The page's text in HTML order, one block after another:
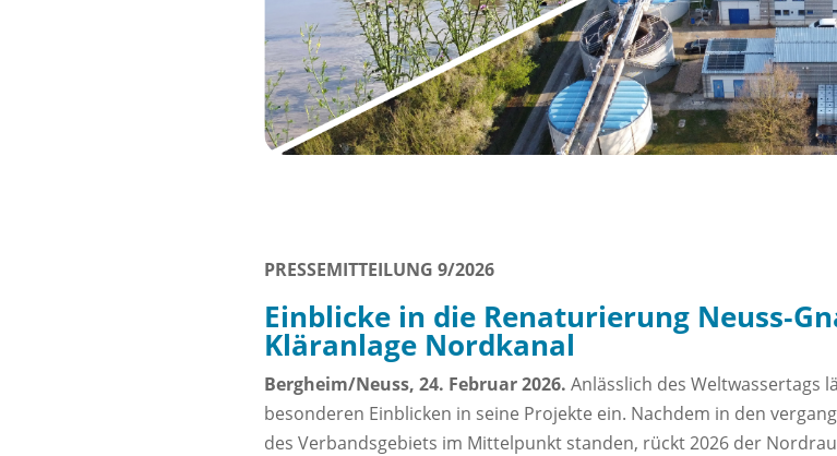
PRESSEMITTEILUNG 9/2026
Einblicke in die Renaturierung
Kläranlage Nordkanal
Bergheim/Neuss, 24. Februar 2026. Anlässlich des Weltwassertags
besonderen Einblicken in seine Projekte ein. Nachdem in den
des Verbandsgebiets im Mittelpunkt standen, rückt 2026 der